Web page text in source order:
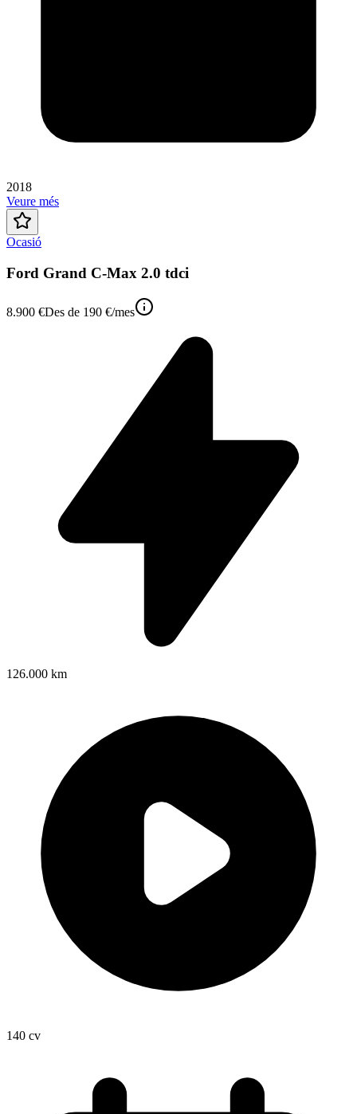
2018
Veure més
Ocasió
Ford Grand C-Max 2.0 tdci
8.900 €Des de 190 €/mes
126.000 km
140 cv